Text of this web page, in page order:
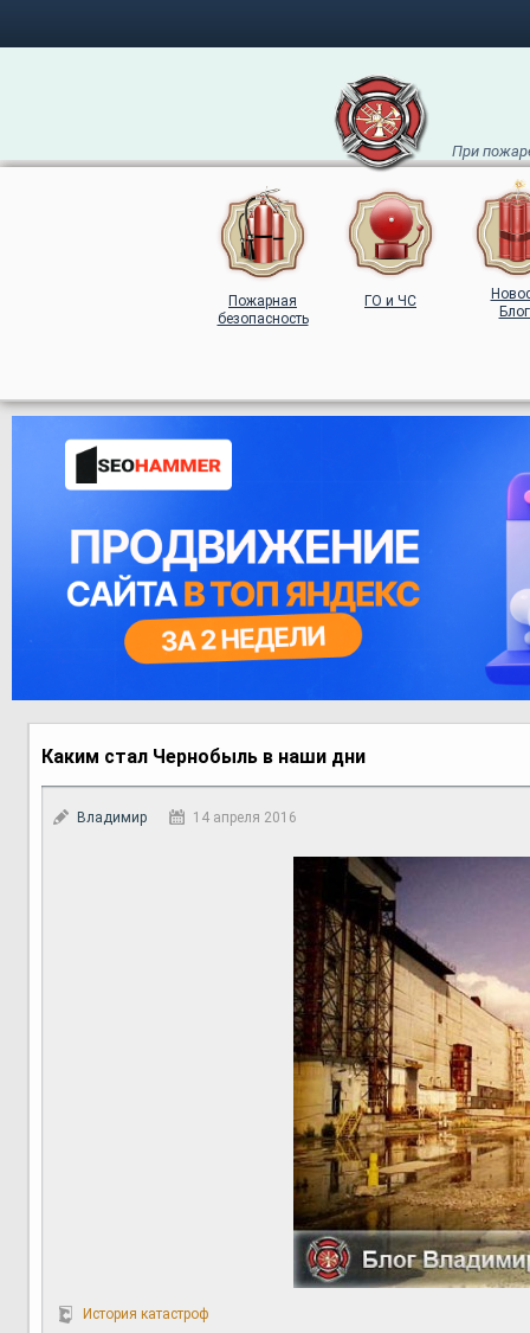
При
Пожарная
безопасность
ГО и ЧС
Каким стал Чернобыль в наши дни
Владимир 14 апреля 2016
История катастроф